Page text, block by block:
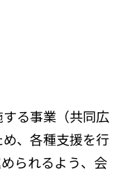
る事業（共同広
、各種支援を行
られるよう、会